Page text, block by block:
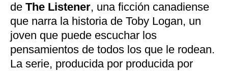
de The Listener, una ficción canadiense
que narra la historia de Toby Logan, un
joven que puede escuchar los
pensamientos de todos los que le rodean.
La serie, producida por producida por